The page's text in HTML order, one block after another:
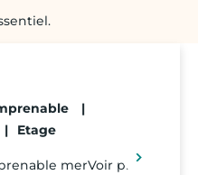
|
| Etage
merVoir plus